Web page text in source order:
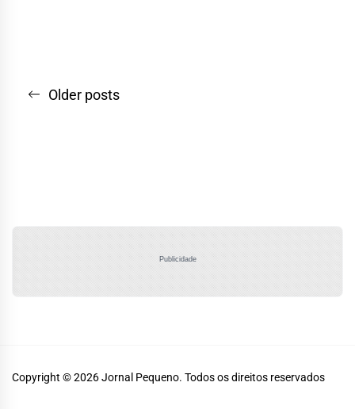
Navegação
Older posts
Publicidade
Copyright © 2026Jornal Pequeno. Todos os direitos reservados